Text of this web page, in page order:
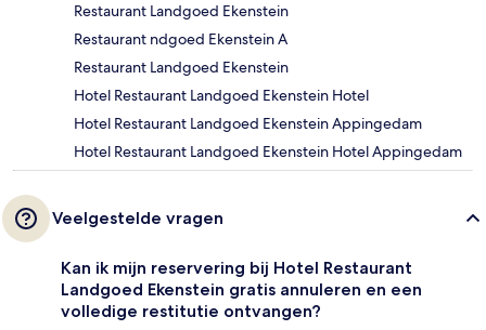
Restaurant Landgoed Ekenstein
Restaurant ndgoed Ekenstein A
Restaurant Landgoed Ekenstein
Hotel Restaurant Landgoed Ekenstein Hotel
Hotel Restaurant Landgoed Ekenstein Appingedam
Hotel Restaurant Landgoed Ekenstein Hotel Appingedam
Veelgestelde vragen
Kan ik mijn reservering bij Hotel Restaurant
Landgoed Ekenstein gratis annuleren en een
volledige restitutie ontvangen?